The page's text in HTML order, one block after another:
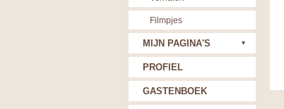
Filmpjes
MIJN PAGINA'S
PROFIEL
GASTENBOEK